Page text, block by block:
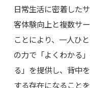
日常生活に密着した
客体験向上と複数サ
ことにより、一人ひ
の力で「よくわかる
る」を提供し、背中
する存在になることを